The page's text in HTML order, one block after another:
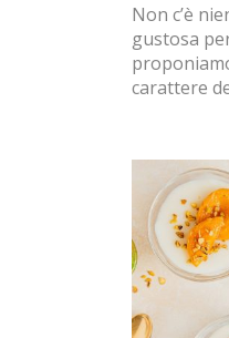
Non c’è
gustosa
carattere